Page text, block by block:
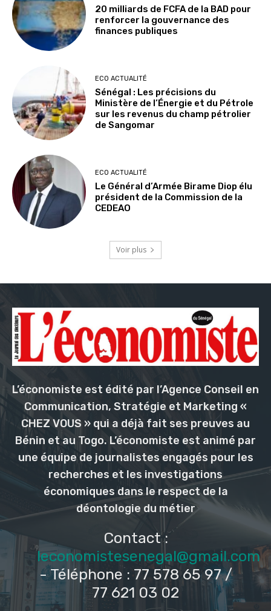
20 milliards de FCFA de la BAD pour
renforcer la gouvernance des
finances publiques
ECO ACTUALITÉ
Sénégal : Les précisions du
Ministère de l’Énergie et du Pétrole
sur les revenus du champ pétrolier
de Sangomar
ECO ACTUALITÉ
Le Général d’Armée Birame Diop élu
président de la Commission de la
CEDEAO
Voir plus
L’économiste est édité par l’Agence Conseil en
Communication, Stratégie et Marketing «
CHEZ VOUS » qui a déjà fait ses preuves au
Bénin et au Togo. L’économiste est animé par
une équipe de journalistes engagés pour les
recherches et les investigations
économiques dans le respect de la
déontologie du métier
Contact :
leconomistesenegal@gmail.com
- Téléphone : 77 578 65 97 /
77 621 03 02